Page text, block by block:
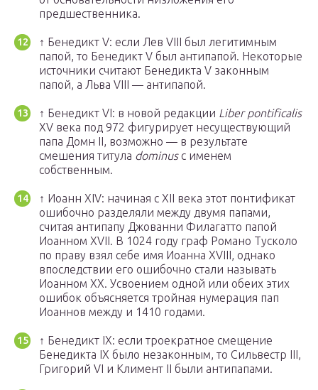
предшественника.
↑ Бенедикт V: если Лев VIII был легитимным
папой, то Бенедикт V был антипапой. Некоторые
источники считают Бенедикта V законным
папой, а Льва VIII — антипапой.
↑ Бенедикт VI: в новой редакции Liber pontificalis
XV века под 972 фигурирует несуществующий
папа Домн II, возможно — в результате
смешения титула dominusс именем
собственным.
↑ Иоанн XIV: начиная с XII века этот понтификат
ошибочно разделяли между двумя папами,
считая антипапу Джованни Филагатто папой
Иоанном XVII. В 1024 году граф Романо Тусколо
по праву взял себе имя Иоанна XVIII, однако
впоследствии его ошибочно стали называть
Иоанном XX. Усвоением одной или обеих этих
ошибок объясняется тройная нумерация пап
Иоаннов между и 1410 годами.
↑ Бенедикт IX: если троекратное смещение
Бенедикта IX было незаконным, то Сильвестр III,
Григорий VI и Климент II были антипапами.